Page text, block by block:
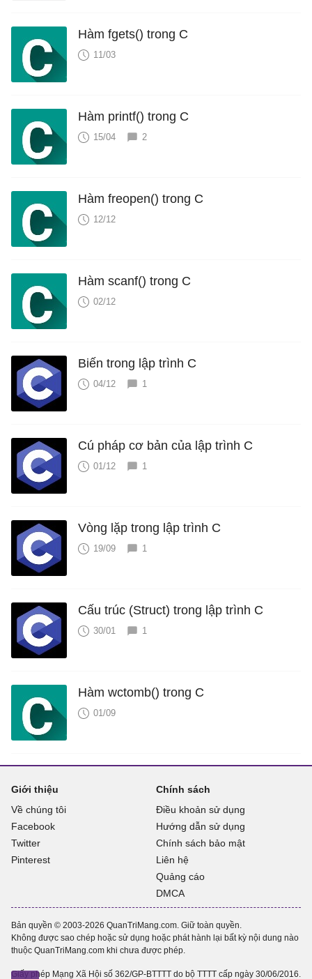
Hàm fgets() trong C
11/03
Hàm printf() trong C
15/04 2
Hàm freopen() trong C
12/12
Hàm scanf() trong C
02/12
Biến trong lập trình C
04/12 1
Cú pháp cơ bản của lập trình C
01/12 1
Vòng lặp trong lập trình C
19/09 1
Cấu trúc (Struct) trong lập trình C
30/01 1
Hàm wctomb() trong C
01/09
Giới thiệu
Về chúng tôi
Facebook
Twitter
Pinterest
Chính sách
Điều khoản sử dụng
Hướng dẫn sử dụng
Chính sách bảo mật
Liên hệ
Quảng cáo
DMCA
Bản quyền © 2003-2026 QuanTriMang.com. Giữ toàn quyền.
Không được sao chép hoặc sử dụng hoặc phát hành lại bất kỳ nội dung nào
thuộc QuanTriMang.com khi chưa được phép.
Giấy phép Mạng Xã Hội số 362/GP-BTTTT do bộ TTTT cấp ngày 30/06/2016.